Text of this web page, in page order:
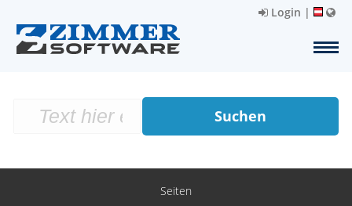
Login |
Suchen
Seiten